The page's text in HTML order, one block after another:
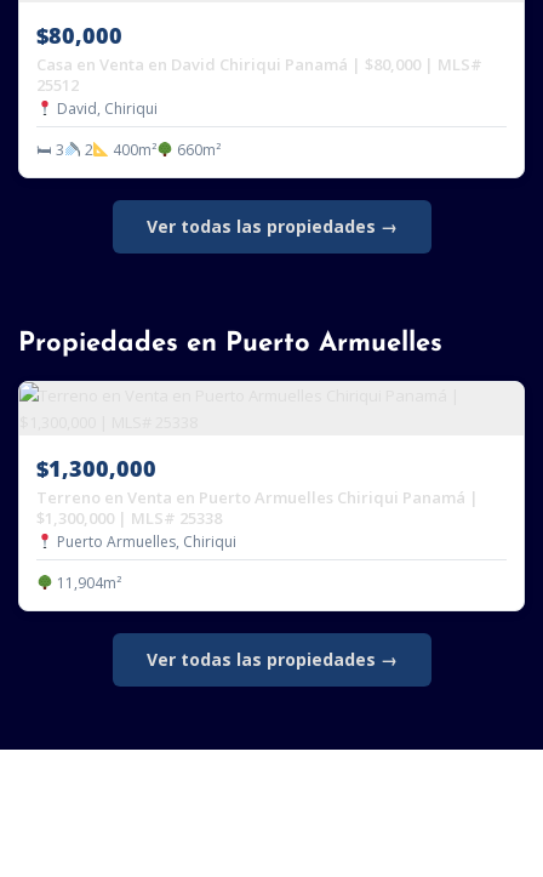
$80,000
Casa en Venta en David Chiriqui Panamá | $80,000 | MLS#
25512
David, Chiriqui
🛏 3
2 400m² 660m²
Ver todas las propiedades →
Propiedades en Puerto Armuelles
$1,300,000
Terreno en Venta en Puerto Armuelles Chiriqui Panamá |
$1,300,000 | MLS# 25338
Puerto Armuelles, Chiriqui
11,904m²
Ver todas las propiedades →